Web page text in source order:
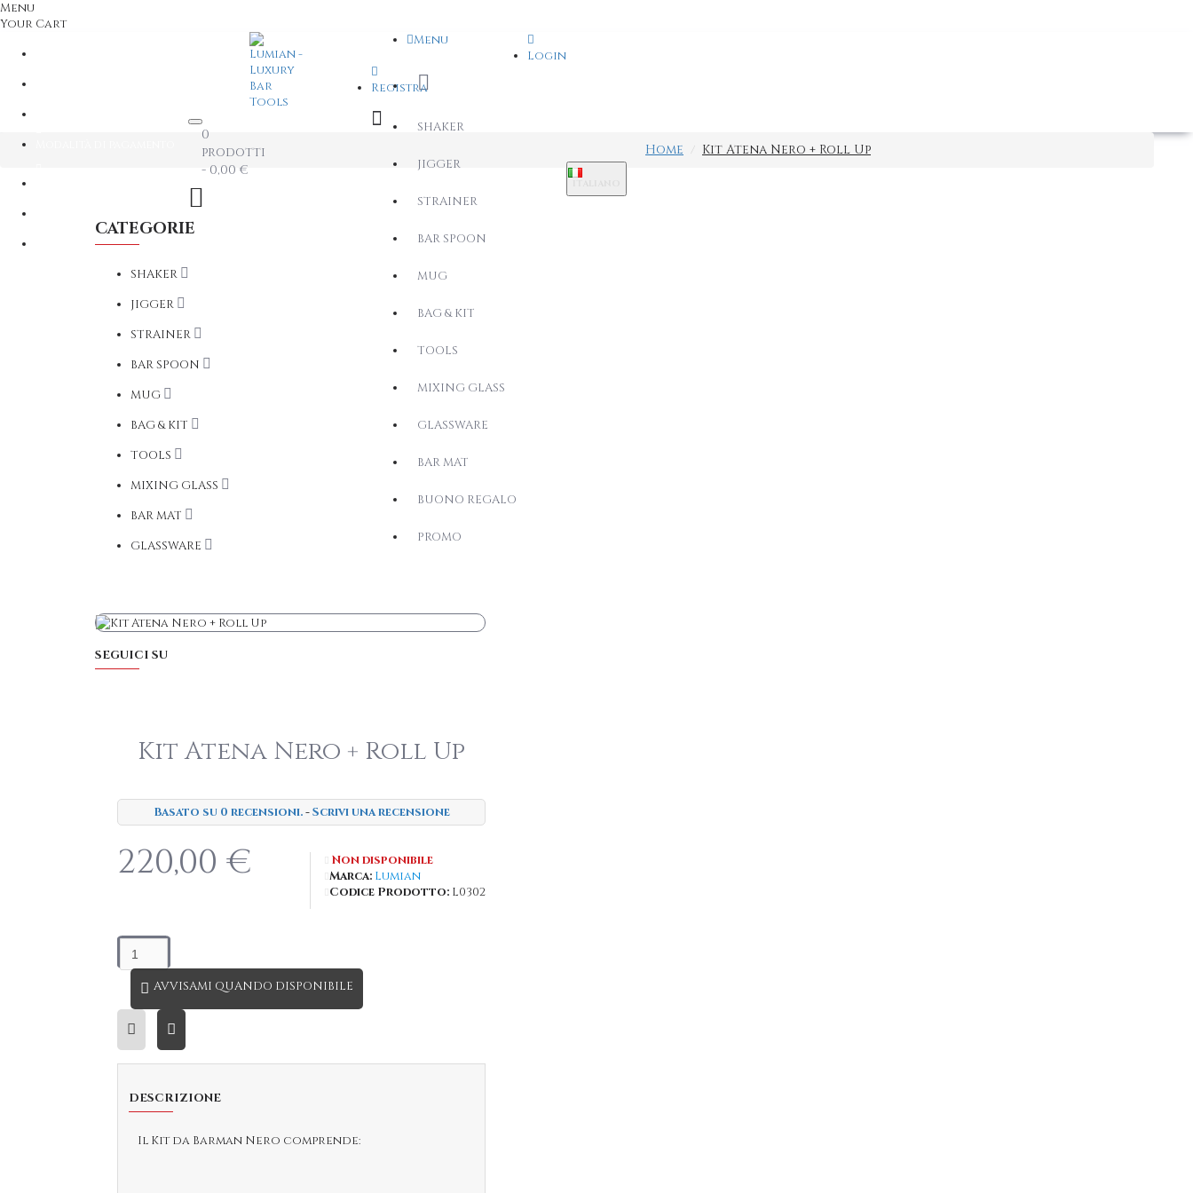
Menu
Your Cart
Lista dei desideri
0
prodotti
- 0,00 €
Menu
SHAKER
JIGGER
STRAINER
BAR SPOON
MUG
BAG & KIT
TOOLS
MIXING GLASS
GLASSWARE
BAR MAT
BUONO REGALO
PROMO
Login
Registra
Home Kit Atena Nero + Roll Up
CATEGORIE
SHAKER
JIGGER
STRAINER
BAR SPOON
MUG
BAG & KIT
TOOLS
MIXING GLASS
BAR MAT
GLASSWARE
SEGUICI SU
Kit Atena Nero + Roll Up
Basato su 0 recensioni.-Scrivi una recensione
220,00 €
Non disponibile
Marca: Lumian
Codice Prodotto: L0302
AVVISAMI QUANDO DISPONIBILE
DESCRIZIONE
Il Kit da Barman Nero comprende: